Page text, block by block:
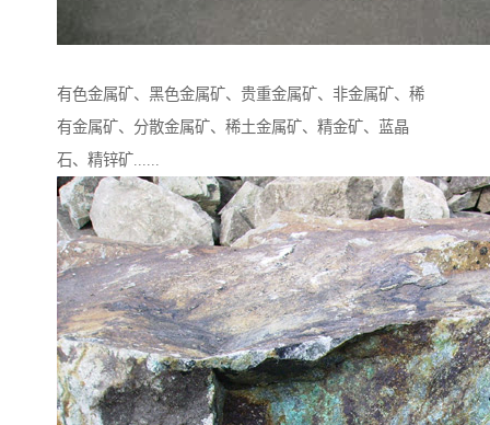
有色金属矿、黑色金属矿、贵重金属矿、非金属矿、稀
有金属矿、分散金属矿、稀土金属矿、精金矿、蓝晶
石、精锌矿......